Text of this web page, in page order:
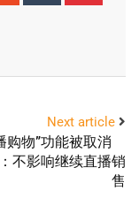
Next article
购物”功能被取消
不影响继续直播销
售